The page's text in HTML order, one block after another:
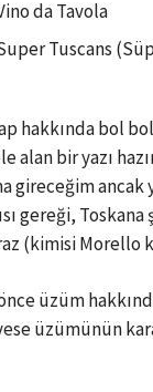
da Tavola
Tuscans
hakkında
alan bir yazı
Toskana
(kimisi Morello
üzüm
üzümünün